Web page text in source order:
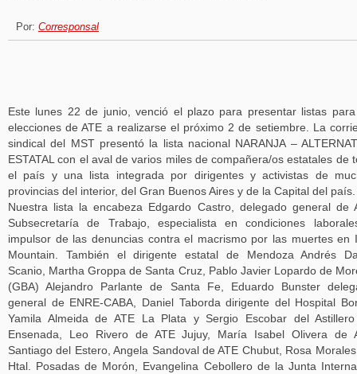
Por: Corresponsal
Este lunes 22 de junio, venció el plazo para presentar listas
elecciones de ATE a realizarse el próximo 2 de setiembre. La
sindical del MST presentó la lista nacional NARANJA –
ESTATAL con el aval de varios miles de compañera/os estatales de
el país y una lista integrada por dirigentes y activistas de
provincias del interior, del Gran Buenos Aires y de la Capital del país.
Nuestra lista la encabeza Edgardo Castro, delegado general de
Subsecretaría de Trabajo, especialista en condiciones
impulsor de las denuncias contra el macrismo por las muertes en
Mountain. También el dirigente estatal de Mendoza Andrés
Scanio, Martha Groppa de Santa Cruz, Pablo Javier Lopardo de
(GBA) Alejandro Parlante de Santa Fe, Eduardo Bunster
general de ENRE-CABA, Daniel Taborda dirigente del Hospital
Yamila Almeida de ATE La Plata y Sergio Escobar del
Ensenada, Leo Rivero de ATE Jujuy, María Isabel Olivera de
Santiago del Estero, Angela Sandoval de ATE Chubut, Rosa
Htal. Posadas de Morón, Evangelina Cebollero de la Junta